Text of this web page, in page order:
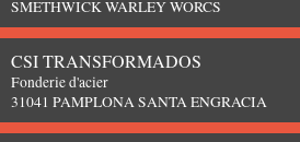
SMETHWICK WARLEY WORCS
CSI TRANSFORMADOS
Fonderie d'acier
31041 PAMPLONA SANTA ENGRACIA